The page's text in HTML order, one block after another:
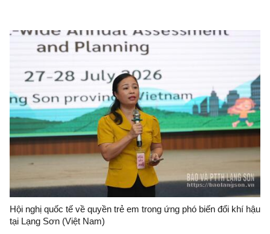
Hội nghị quốc tế về quyền trẻ em trong ứng phó biến đổi khí hậu
tại Lạng Sơn (Việt Nam)